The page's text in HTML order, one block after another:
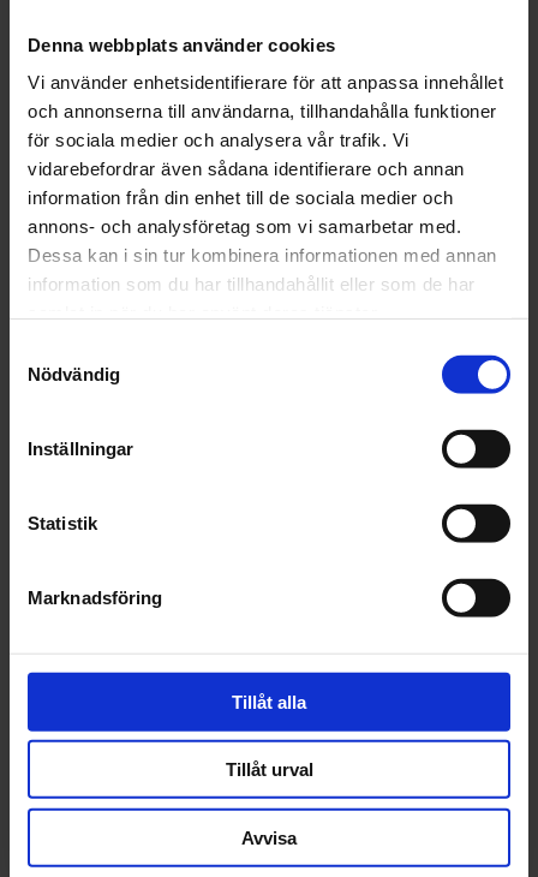
Denna webbplats använder cookies
Vi använder enhetsidentifierare för att anpassa innehållet
och annonserna till användarna, tillhandahålla funktioner
för sociala medier och analysera vår trafik. Vi
vidarebefordrar även sådana identifierare och annan
information från din enhet till de sociala medier och
annons- och analysföretag som vi samarbetar med.
Dessa kan i sin tur kombinera informationen med annan
information som du har tillhandahållit eller som de har
Nödvändig
Inställningar
Statistik
Marknadsföring
Tillåt alla
Tillåt urval
Avvisa
Aluminiumstomme - Populär
Olika rullmotstånd - Säljes
framhjul
399KR
Lägg till i favoriter
Framhjul
Elpex Wasa gaffel
(olackerad)